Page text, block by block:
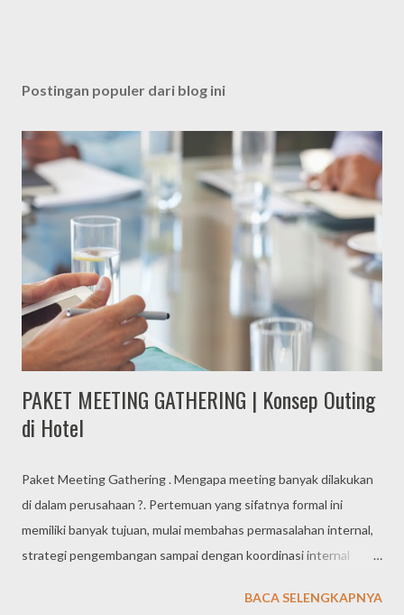
Postingan populer dari blog ini
PAKET MEETING GATHERING | Konsep Outing
di Hotel
Paket Meeting Gathering . Mengapa meeting banyak dilakukan
di dalam perusahaan ?. Pertemuan yang sifatnya formal ini
memiliki banyak tujuan, mulai membahas permasalahan internal,
strategi pengembangan sampai dengan koordinasi internal
kegiatan meeting ini dapat terselenggara dengan baik dan
BACA SELENGKAPNYA